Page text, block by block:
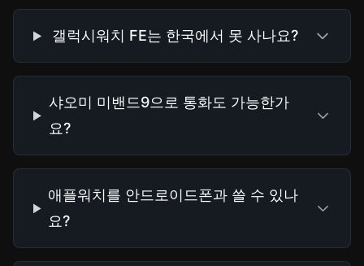
갤럭시워치 FE는 한국에서 못 사나요?
샤오미 미밴드9으로 통화도 가능한가
요?
애플워치를 안드로이드폰과 쓸 수 있나
요?